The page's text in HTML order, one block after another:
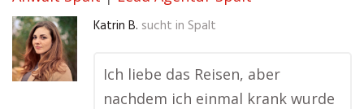
Katrin B. sucht in Spalt
Ich liebe das Reisen, aber
nachdem ich einmal krank wurde